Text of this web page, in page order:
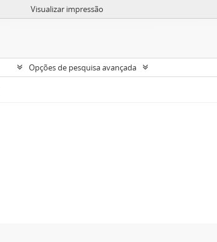
Visualizar impressão
Opções de pesquisa avançada